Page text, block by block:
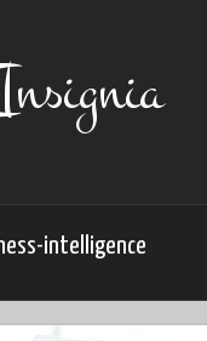
intelligence